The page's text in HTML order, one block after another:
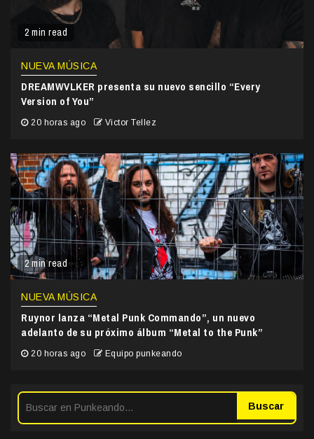
2 min read
NUEVA MÚSICA
DREAMWVLKER presenta su nuevo sencillo “Every
Version of You”
20 horas ago Victor Tellez
2 min read
NUEVA MÚSICA
Ruynor lanza “Metal Punk Commando”, un nuevo
adelanto de su próximo álbum “Metal to the Punk”
20 horas ago Equipo punkeando
Buscar